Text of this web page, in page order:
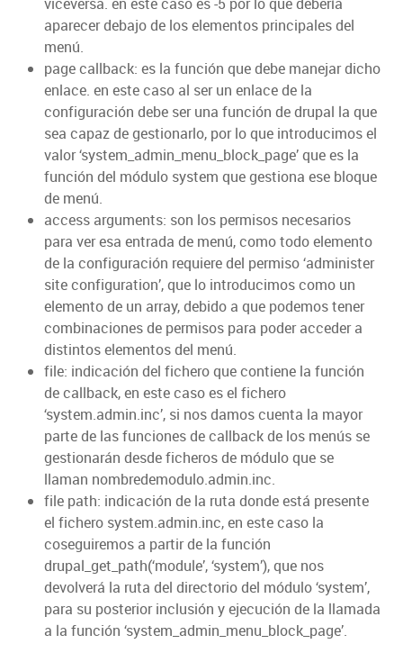
aparecer debajo de los elementos principales del
menú.
page callback: es la función que debe manejar dicho
enlace. en este caso al ser un enlace de la
configuración debe ser una función de drupal la que
sea capaz de gestionarlo, por lo que introducimos el
valor ‘system_admin_menu_block_page’ que es la
función del módulo system que gestiona ese bloque
de menú.
access arguments: son los permisos necesarios
para ver esa entrada de menú, como todo elemento
de la configuración requiere del permiso ‘administer
site configuration’, que lo introducimos como un
elemento de un array, debido a que podemos tener
combinaciones de permisos para poder acceder a
distintos elementos del menú.
file: indicación del fichero que contiene la función
de callback, en este caso es el fichero
‘system.admin.inc’, si nos damos cuenta la mayor
parte de las funciones de callback de los menús se
gestionarán desde ficheros de módulo que se
llaman nombredemodulo.admin.inc.
file path: indicación de la ruta donde está presente
el fichero system.admin.inc, en este caso la
coseguiremos a partir de la función
drupal_get_path(‘module’, ‘system’), que nos
devolverá la ruta del directorio del módulo ‘system’,
para su posterior inclusión y ejecución de la llamada
a la función ‘system_admin_menu_block_page’.